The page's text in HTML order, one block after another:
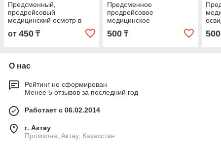
Предсменный,
предрейсовый
медицинский осмотр в
от 450 ₸
Предсменное
предрейсовое
медицинское
освидетельствование
500₸ 500
О нас
Рейтинг не сформирован
Менее 5 отзывов за последний год
Работает с 06.02.2014
г. Актау
Промзона, Актау, Казахстан